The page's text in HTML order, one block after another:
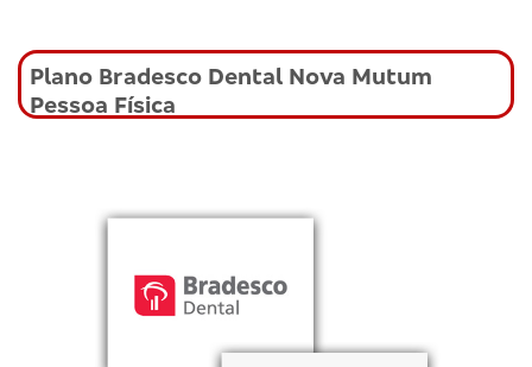
Plano Bradesco Dental Nova Mutum
Pessoa Física